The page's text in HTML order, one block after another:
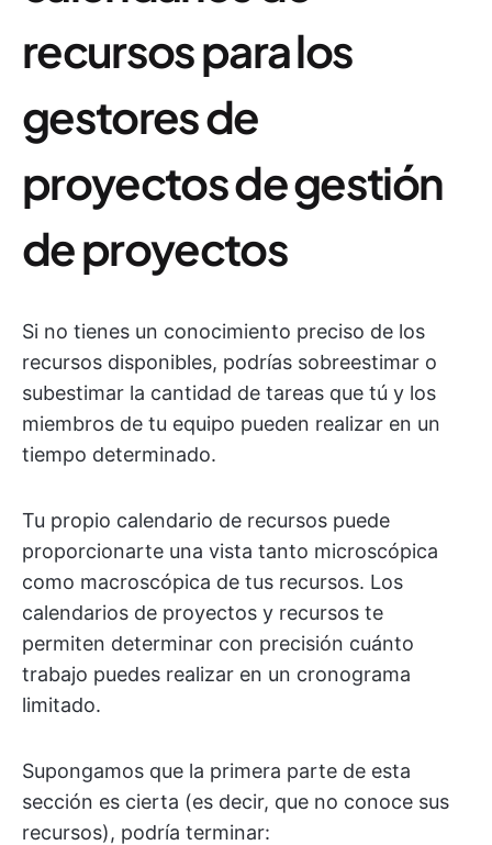
recursos para los
gestores de
proyectos de gestión
de proyectos
Si no tienes un conocimiento preciso de los
recursos disponibles, podrías sobreestimar o
subestimar la cantidad de tareas que tú y los
miembros de tu equipo pueden realizar en un
tiempo determinado.
Tu propio calendario de recursos puede
proporcionarte una vista tanto microscópica
como macroscópica de tus recursos. Los
calendarios de proyectos y recursos te
permiten determinar con precisión cuánto
trabajo puedes realizar en un cronograma
limitado.
Supongamos que la primera parte de esta
sección es cierta (es decir, que no conoce sus
recursos), podría terminar: